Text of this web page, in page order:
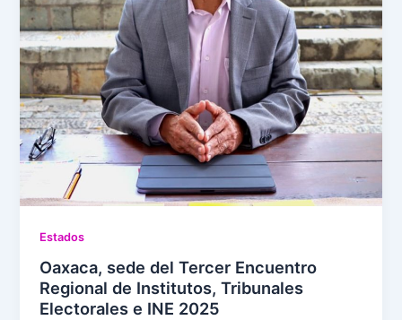
Estados
Oaxaca, sede del Tercer Encuentro
Regional de Institutos, Tribunales
Electorales e INE 2025